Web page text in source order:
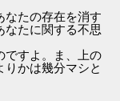
たの存在を消す
なたに関する不思
すよ。ま、上の
かは幾分マシと